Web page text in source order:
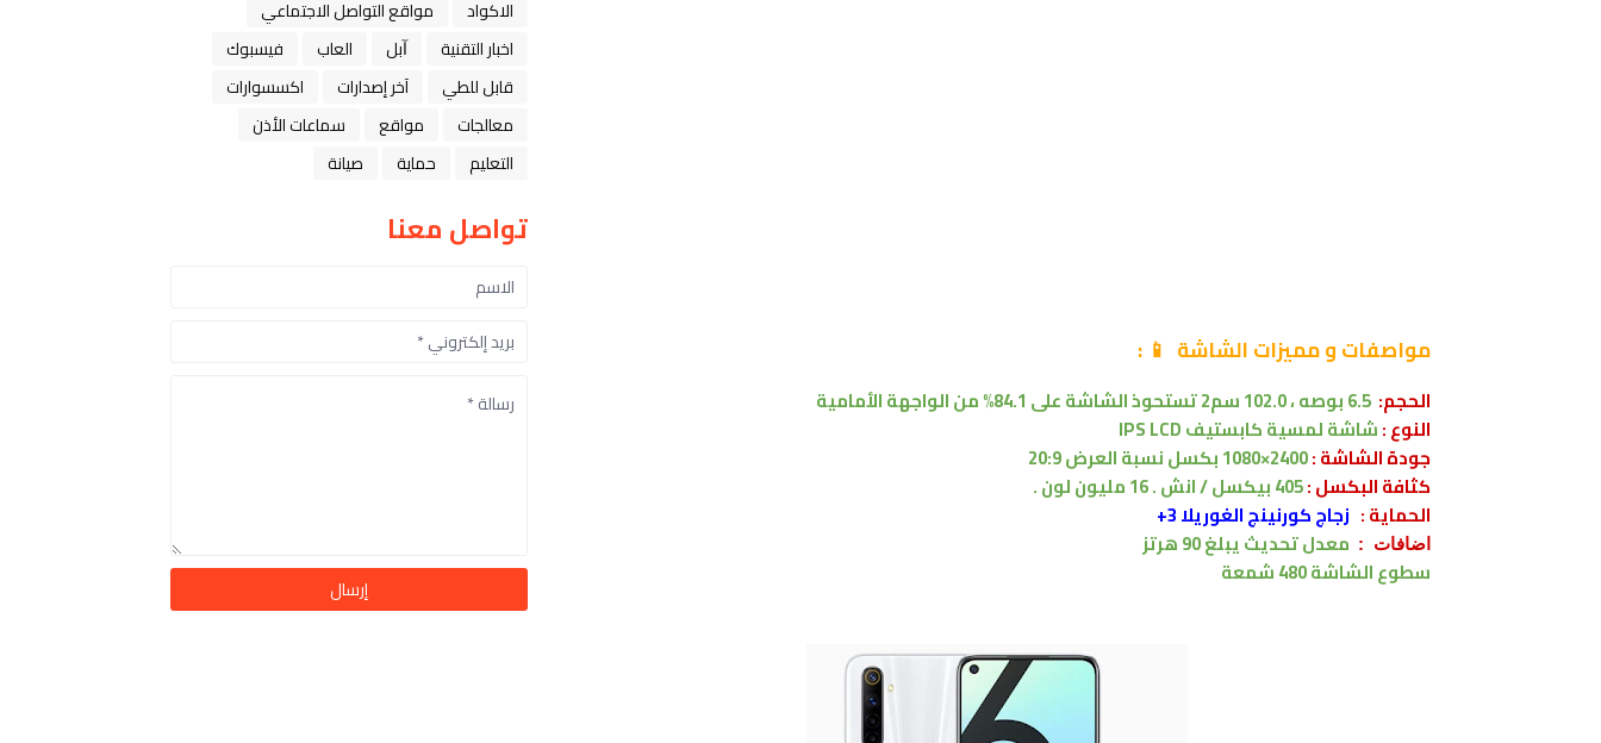
مواصفاتو مميزات الشاشة 📱
:
الحجم:
، 102.0 سم2 تستحوذ الشاشة على 84.1% من الواجهة الأمامية
النوع :شاشة لمسيةكابستيفIPS LCD
جودة الشاشة :2400×1080 بكسل
نسبة العرض 20:9
كثافة البكسل :405 بيكسل / انش . 16 مليون لون .
الحماية : زجاج كورنينج الغوريلا 3+
اضافات : معدل تحديث يبلغ 90 هرتز
سطوع الشاشة 480 شمعة
الاكواد
مواقع التواصل الاجتماعي
اخبار التقنية
ﺁﺑﻞ العاب
فيسبوك
قابل للطي
آخر إصدارات
اكسسوارات
معالجات
مواقع
سماعات الأذن
التعليم
حماية صيانة
تواصل معنا